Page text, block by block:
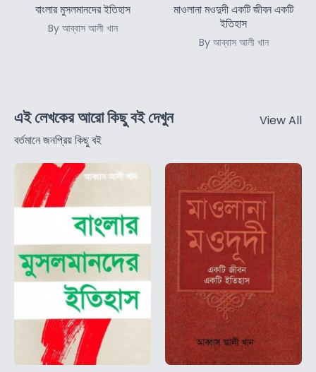
বাংলার মুসলমানদের ইতিহাস
By আব্বাস আলী খান
মাওলানা মওদুদী একটি জীবন একটি
ইতিহাস
By আব্বাস আলী খান
এই লেখকের আরো কিছু বই দেখুন
বর্তমানে জনপ্রিয় কিছু বই
View All